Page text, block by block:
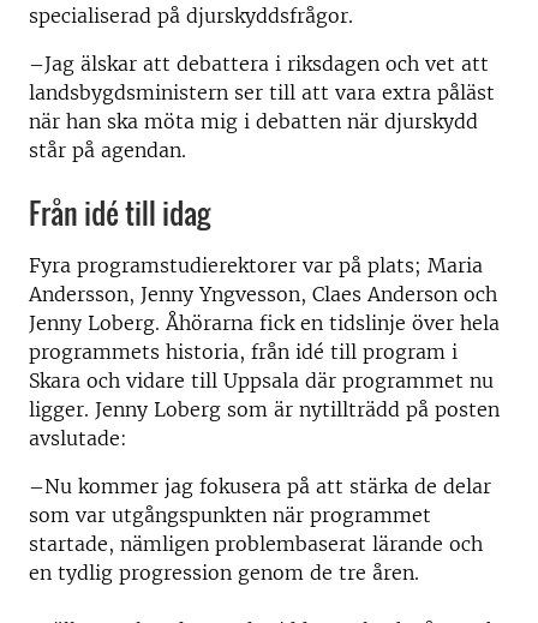
specialiserad på djurskyddsfrågor.
–Jag älskar att debattera i riksdagen och vet att
landsbygdsministern ser till att vara extra påläst
när han ska möta mig i debatten när djurskydd
står på agendan.
Från idé till idag
Fyra programstudierektorer var på plats; Maria
Andersson, Jenny Yngvesson, Claes Anderson och
Jenny Loberg. Åhörarna fick en tidslinje över hela
programmets historia, från idé till program i
Skara och vidare till Uppsala där programmet nu
ligger. Jenny Loberg som är nytillträdd på posten
avslutade:
–Nu kommer jag fokusera på att stärka de delar
som var utgångspunkten när programmet
startade, nämligen problembaserat lärande och
en tydlig progression genom de tre åren.